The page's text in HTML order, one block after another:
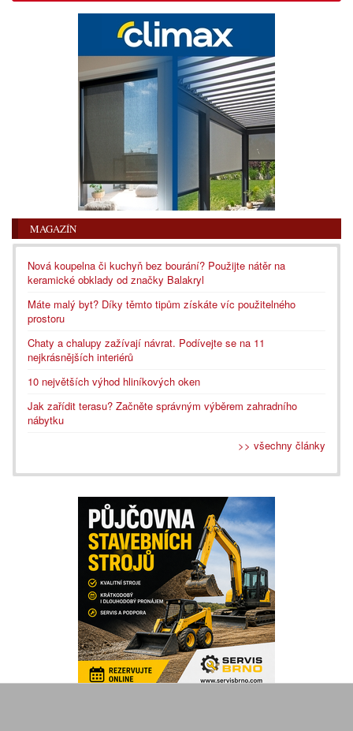
MAGAZÍN
Nová koupelna či kuchyň bez bourání? Použijte nátěr na
keramické obklady od značky Balakryl
Máte malý byt? Díky těmto tipům získáte víc použitelného
prostoru
Chaty a chalupy zažívají návrat. Podívejte se na 11
nejkrásnějších interiérů
10 největších výhod hliníkových oken
Jak zařídit terasu? Začněte správným výběrem zahradního
nábytku
>> všechny články